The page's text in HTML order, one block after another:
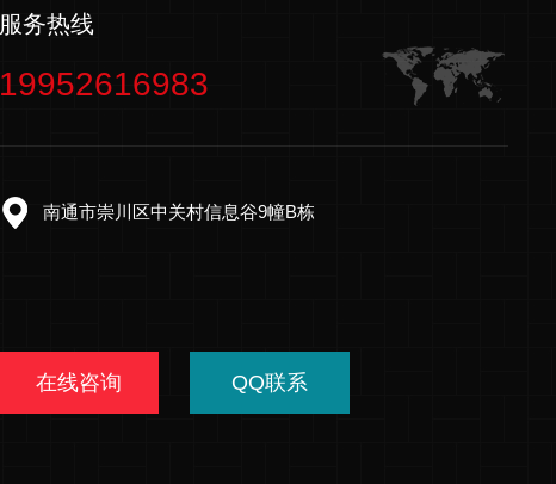
服务热线
19952616983
南通市崇川区中关村信息谷9幢B栋
在线咨询 QQ联系